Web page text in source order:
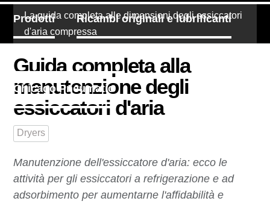
Prodotti Ricambi originali e lubrificanti
Chicago Pneumatic
La guida completa alle dimensioni degli essiccatori
d'aria compressa
Guida completa alla
manutenzione degli
essiccatori d'aria
Dryers
Manutenzione dell'essiccatore d'aria: ecco le
attività per gli essiccatori a refrigerazione e ad
adsorbimento per aumentarne l'affidabilità e